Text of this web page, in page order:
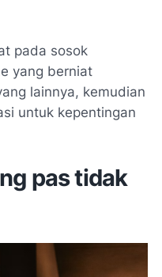
pada sosok
yang berniat
lainnya, kemudian
untuk kepentingan
pas tidak